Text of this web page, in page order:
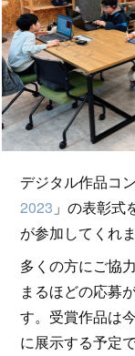
デジタル作品コ
2023 」の表彰式
が参加してくれま
多くの方にご協
まるほどの応募
す。受賞作品は
に展示する予定